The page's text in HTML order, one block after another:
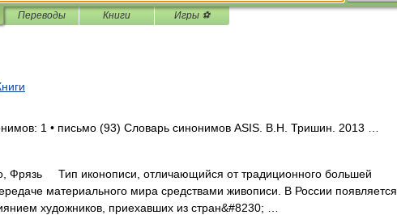
Переводы Книги Игры ⚽
1 • письмо (93) Словарь синонимов ASIS. В.Н. Тришин. 2013 …
Фрязь Тип иконописи, отличающийся от традиционного большей
материального мира средствами живописи. В России появляется
художников, приехавших из стран&#8230; …